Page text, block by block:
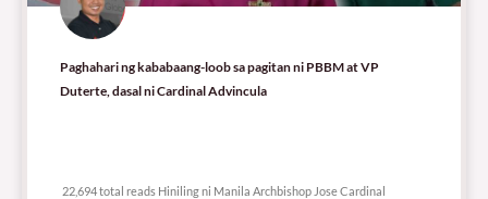
Paghahari ng kababaang-loob sa pagitan ni PBBM at VP
Duterte, dasal ni Cardinal Advincula
22,694 total reads Hiniling ni Manila Archbishop Jose Cardinal